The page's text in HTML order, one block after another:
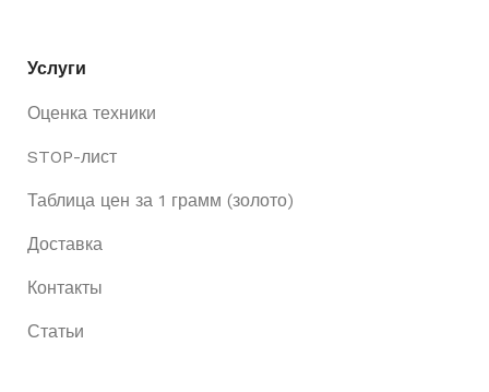
Услуги
Оценка техники
STOP-лист
Таблица цен за 1 грамм (золото)
Доставка
Контакты
Статьи